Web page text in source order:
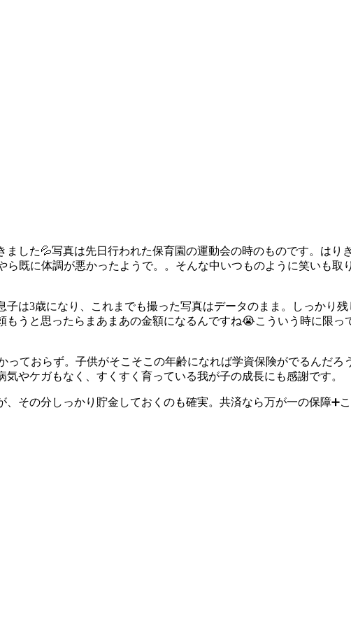
した💦写真は先日行われた保育園の運動会の時のものです。はり
既に体調が悪かったようで。。そんな中いつものように笑いも取
は3歳になり、これまでも撮った写真はデータのまま。しっかり
うと思ったらまあまあの金額になるんですね😭こういう時に限っ
ておらず。子供がそこそこの年齢になれば学資保険がでるんだろ
やケガもなく、すくすく育っている我が子の成長にも感謝です。
その分しっかり貯金しておくのも確実。共済なら万が一の保障➕